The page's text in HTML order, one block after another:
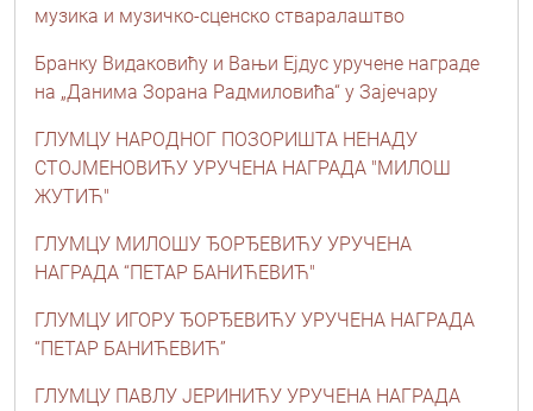
музика и музичко-сценско стваралаштво
Бранку Видаковићу и Вањи Ејдус уручене награде
на „Данима Зорана Радмиловића“ у Зајечару
ГЛУМЦУ НАРОДНОГ ПОЗОРИШТА НЕНАДУ
СТОЈМЕНОВИЋУ УРУЧЕНА НАГРАДА "МИЛОШ
ЖУТИЋ"
ГЛУМЦУ МИЛОШУ ЂОРЂЕВИЋУ УРУЧЕНА
НАГРАДА “ПЕТАР БАНИЋЕВИЋ"
ГЛУМЦУ ИГОРУ ЂОРЂЕВИЋУ УРУЧЕНА НАГРАДА
“ПЕТАР БАНИЋЕВИЋ”
ГЛУМЦУ ПАВЛУ ЈЕРИНИЋУ УРУЧЕНА НАГРАДА